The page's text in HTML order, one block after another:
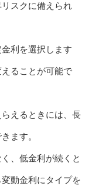
スクに備えられ
利を選択します
ることが可能で
えるときには、長
ます。
、低金利が続くと
動金利にタイプを